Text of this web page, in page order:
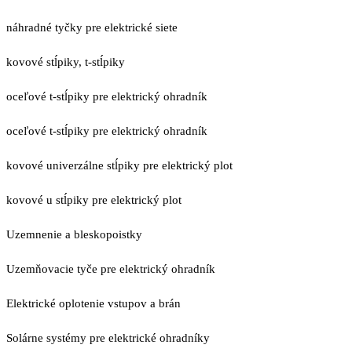
náhradné tyčky pre elektrické siete
kovové stĺpiky, t-stĺpiky
oceľové t-stĺpiky pre elektrický ohradník
oceľové t-stĺpiky pre elektrický ohradník
kovové univerzálne stĺpiky pre elektrický plot
kovové u stĺpiky pre elektrický plot
Uzemnenie a bleskopoistky
Uzemňovacie tyče pre elektrický ohradník
Elektrické oplotenie vstupov a brán
Solárne systémy pre elektrické ohradníky